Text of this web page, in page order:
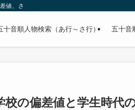
、さらに政治家やスポーツ選手などの有名
十音順人物検索（あ行～さ行） 五十音
の偏差値と学生時代